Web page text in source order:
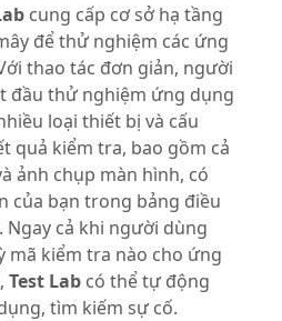
cung cấp cơ sở hạ tầng
để thử nghiệm các ứng
thao tác đơn giản, người
đầu thử nghiệm ứng dụng
loại thiết bị và cấu
quả kiểm tra, bao gồm cả
ảnh chụp màn hình, có
của bạn trong bảng điều
. Ngay cả khi người dùng
mã kiểm tra nào cho ứng
Test Lab có thể tự động
tìm kiếm sự cố.